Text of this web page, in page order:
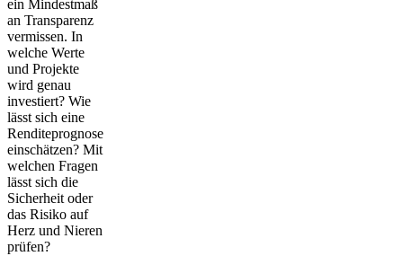
ein Mindestmaß
an Transparenz
vermissen. In
welche Werte
und Projekte
wird genau
investiert? Wie
lässt sich eine
Renditeprognose
einschätzen? Mit
welchen Fragen
lässt sich die
Sicherheit oder
das Risiko auf
Herz und Nieren
prüfen?